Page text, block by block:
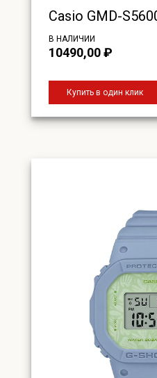
Casio GMD-
В НАЛИЧИИ
10490,00₽
Купить в один клик